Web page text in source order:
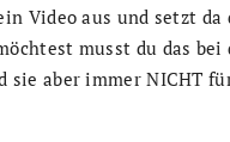
Video aus und setzt da
musst du das
sie aber immer NICHT